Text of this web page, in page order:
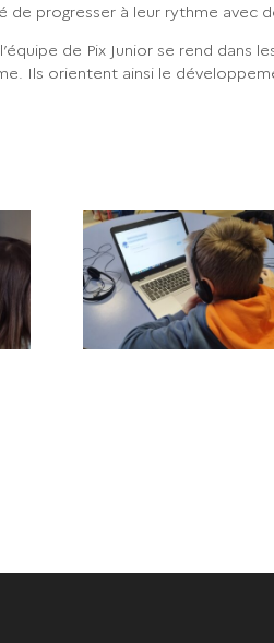
progresser à leur rythme avec
de Pix Junior se rend dans
Ils orientent ainsi le